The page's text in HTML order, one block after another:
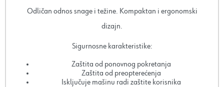
Odličan odnos snage i težine. Kompaktan i ergonomski
dizajn.
Sigurnosne karakteristike:
Zaštita od ponovnog pokretanja
Zaštita od preopterećenja
Isključuje mašinu radi zaštite korisnika